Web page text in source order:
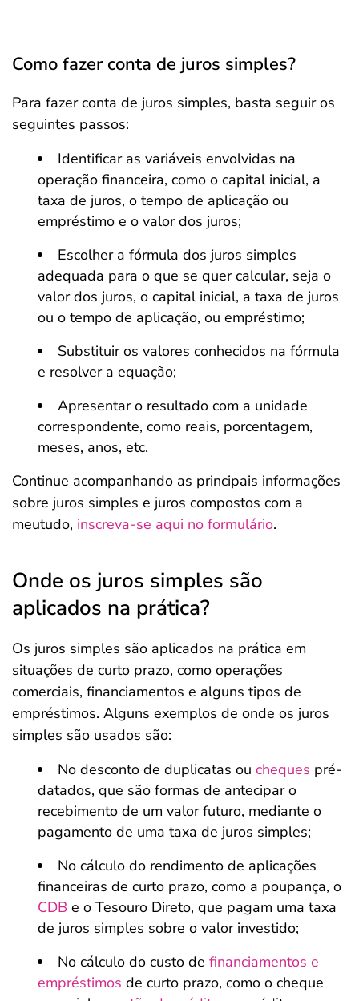
Como fazer conta de juros simples?
Para fazer conta de juros simples, basta seguir os
seguintes passos:
Identificar as variáveis envolvidas na
operação financeira, como o capital inicial, a
taxa de juros, o tempo de aplicação ou
empréstimo e o valor dos juros;
Escolher a fórmula dos juros simples
adequada para o que se quer calcular, seja o
valor dos juros, o capital inicial, a taxa de juros
ou o tempo de aplicação, ou empréstimo;
Substituir os valores conhecidos na fórmula
e resolver a equação;
Apresentar o resultado com a unidade
correspondente, como reais, porcentagem,
meses, anos, etc.
Continue acompanhando as principais informações
sobre juros simples e juros compostos com a
meutudo, inscreva-se aqui no formulário.
Onde os juros simples são
aplicados na prática?
Os juros simples são aplicados na prática em
situações de curto prazo, como operações
comerciais, financiamentos e alguns tipos de
empréstimos. Alguns exemplos de onde os juros
simples são usados são:
No desconto de duplicatas ou cheques pré-
datados, que são formas de antecipar o
recebimento de um valor futuro, mediante o
pagamento de uma taxa de juros simples;
No cálculo do rendimento de aplicações
financeiras de curto prazo, como a poupança, o
CDB e o Tesouro Direto, que pagam uma taxa
de juros simples sobre o valor investido;
No cálculo do custo de financiamentos e
empréstimos de curto prazo, como o cheque